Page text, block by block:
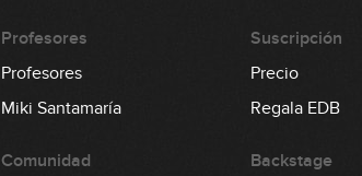
Profesores
Profesores
Miki Santamaría
Comunidad
Suscripción
Precio
Regala EDB
Backstage